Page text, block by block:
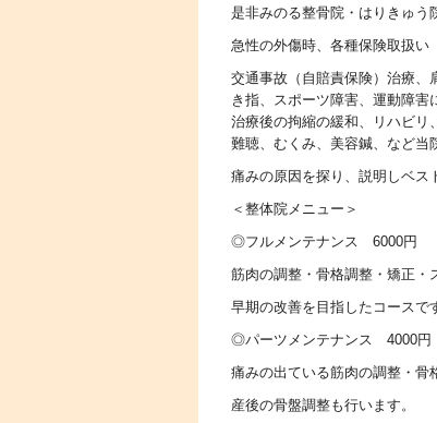
是非みのる整骨院・はりきゅう
急性の外傷時、各種保険取扱い
交通事故（自賠責保険）治療、
き指、スポーツ障害、運動障
治療後の拘縮の緩和、リハビリ
難聴、むくみ、美容鍼、など当
痛みの原因を探り、説明しベス
＜整体院メニュー＞
◎フルメンテナンス 6000円
筋肉の調整・骨格調整・矯正・
早期の改善を目指したコースで
◎パーツメンテナンス 4000円
痛みの出ている筋肉の調整・骨
産後の骨盤調整も行います。